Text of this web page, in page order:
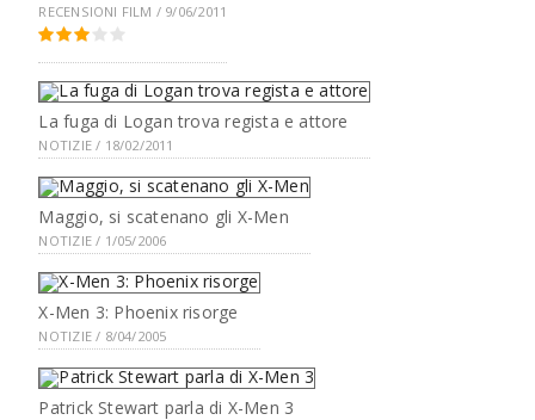
RECENSIONI FILM / 9/06/2011
La fuga di Logan trova regista e attore
NOTIZIE / 18/02/2011
Maggio, si scatenano gli X-Men
NOTIZIE / 1/05/2006
X-Men 3: Phoenix risorge
NOTIZIE / 8/04/2005
Patrick Stewart parla di X-Men 3